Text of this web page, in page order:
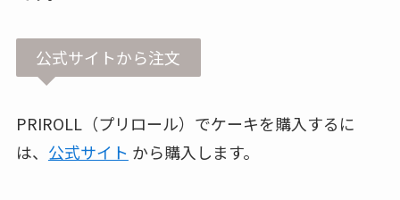
公式サイトから注文
PRIROLL（プリロール）でケーキを購入するに
は、 公式サイト から購入します。